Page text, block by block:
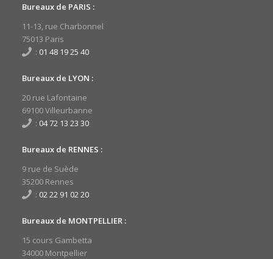
Bureaux de PARIS :
11-13, rue Charbonnel
75013 Paris
: 01 48 19 25 40
Bureaux de LYON :
20 rue Lafontaine
69100 Villeurbanne
: 04 72 13 23 30
Bureaux de RENNES :
9 rue de Suède
35200 Rennes
: 02 22 91 02 20
Bureaux de MONTPELLIER :
15 cours Gambetta
34000 Montpellier